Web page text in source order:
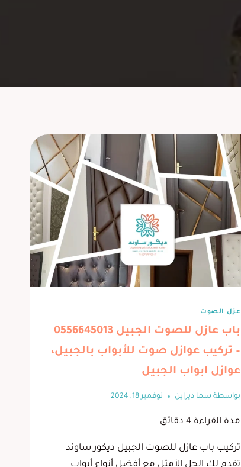
عزل الصوت
باب عازل للصوت الجبيل 0556645013
– تركيب عوازل صوت للأبواب بالجبيل،
عوازل ابواب الجبيل
بواسطة سما ديزاين نوفمبر 18, 2024
مدة القراءة دقائق
تركيب باب عازل للصوت الجبيل ديكور ساوند
تقدم لك الحل الأمثل مع أفضل أنواع أبواب